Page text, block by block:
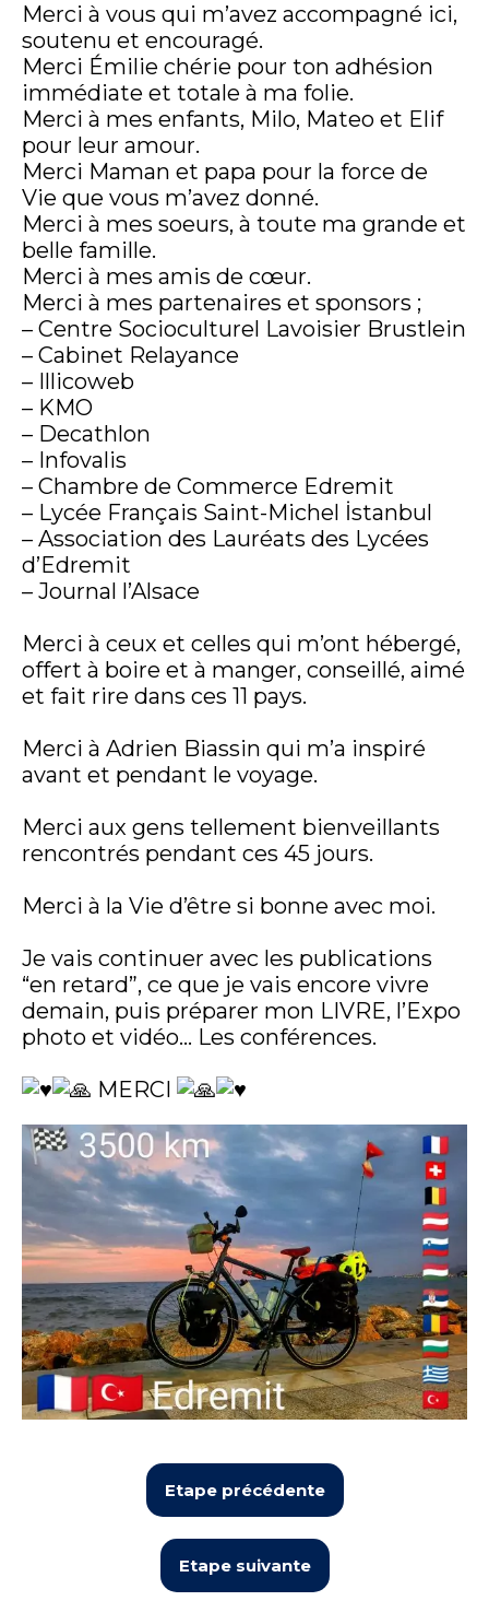
Merci à vous qui m’avez accompagné ici,
soutenu et encouragé.
Merci Émilie chérie pour ton adhésion
immédiate et totale à ma folie.
Merci à mes enfants, Milo, Mateo et Elif
pour leur amour.
Merci Maman et papa pour la force de
Vie que vous m’avez donné.
Merci à mes soeurs, à toute ma grande et
belle famille.
Merci à mes amis de cœur.
Merci à mes partenaires et sponsors ;
– Centre Socioculturel Lavoisier Brustlein
– Cabinet Relayance
– Illicoweb
– KMO
– Decathlon
– Infovalis
– Chambre de Commerce Edremit
– Lycée Français Saint-Michel İstanbul
– Association des Lauréats des Lycées
d’Edremit
– Journal l’Alsace
Merci à ceux et celles qui m’ont hébergé,
offert à boire et à manger, conseillé, aimé
et fait rire dans ces 11 pays.
Merci à Adrien Biassin qui m’a inspiré
avant et pendant le voyage.
Merci aux gens tellement bienveillants
rencontrés pendant ces 45 jours.
Merci à la Vie d’être si bonne avec moi.
Je vais continuer avec les publications
“en retard”, ce que je vais encore vivre
demain, puis préparer mon LIVRE, l’Expo
photo et vidéo… Les conférences.
MERCI
Etape précédente
Etape suivante